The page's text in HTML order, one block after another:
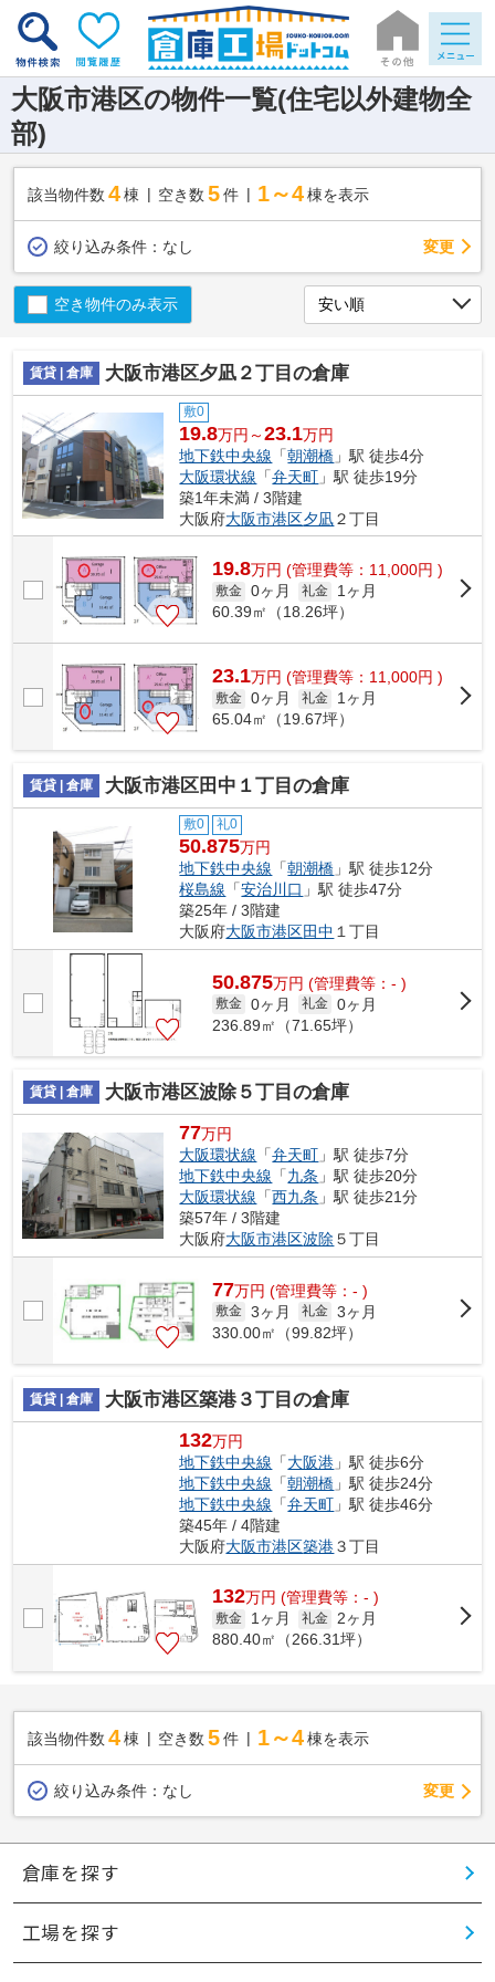
大阪市港区の物件一覧(住宅以外建物全
部)
該当物件数 4棟 空き数 5 件 1～4 棟を表示
絞り込み条件： なし 変更
空き物件のみ表示
賃貸 | 倉庫 大阪市港区夕凪２丁目の倉庫
敷0
19.8万円～23.1万円
地下鉄中央線 「朝潮橋 」駅 徒歩4分
大阪環状線 「弁天町 」駅 徒歩19分
築1年未満 / 3階建
大阪府大阪市港区夕凪２丁目
19.8万円 (管理費等：11,000円 )
敷金 0ヶ月 礼金
1ヶ月
60.39㎡（18.26坪）
23.1万円 (管理費等：11,000円 )
敷金 0ヶ月 礼金
1ヶ月
65.04㎡（19.67坪）
賃貸 | 倉庫 大阪市港区田中１丁目の倉庫
敷0 礼0
50.875万円
地下鉄中央線 「朝潮橋 」駅 徒歩12分
桜島線 「安治川口 」駅 徒歩47分
築25年 / 3階建
大阪府大阪市港区田中 １丁目
50.875万円 (管理費等：- )
敷金 0ヶ月 礼金 0ヶ月
236.89㎡（71.65坪）
賃貸 | 倉庫 大阪市港区波除５丁目の倉庫
77万円
大阪環状線 「弁天町 」駅 徒歩7分
地下鉄中央線 「九条 」駅 徒歩20分
大阪環状線 「西九条 」駅 徒歩21分
築57年 / 3階建
大阪府大阪市港区波除 ５丁目
77万円 (管理費等：- )
敷金 3ヶ月 礼金 3ヶ月
330.00㎡（99.82坪）
賃貸 | 倉庫 大阪市港区築港３丁目の倉庫
132万円
地下鉄中央線 「大阪港 」駅 徒歩6分
地下鉄中央線 「朝潮橋 」駅 徒歩24分
地下鉄中央線 「弁天町 」駅 徒歩46分
築45年 / 4階建
大阪府大阪市港区築港３丁目
132万円 (管理費等：- )
敷金 1ヶ月 礼金 2ヶ月
880.40㎡（266.31坪）
該当物件数 4棟 空き数 5 件 1～4 棟を表示
絞り込み条件： なし 変更
倉庫を探す
工場を探す